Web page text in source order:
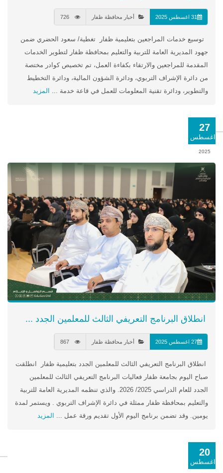
31 اغسطس 2025 أخبار محافظة ظفار
توسيع خدمات المراجعين بتعليمية ظفار تغطية/ سعود الحضري ضمن
جهود المديرية العامة للتربية والتعليم بمحافظة ظفار لتطوير الخدمات
المقدمة للمراجعين والارتقاء بكفاءة العمل، تم تخصيص كوادر مختصة
من دائرة الإشراف التربوي، ودائرة الشؤون المالية، ودائرة التخطيط
والتطوير، ودائرة تقنية المعلومات للعمل في قاعة خدمة ... المزيد
27
اغسطس
2025
انطلاق البرنامج التعريفي الثالث للمعلمين الجدد ...
27 اغسطس 2025 أخبار محافظة ظفار
انطلاق البرنامج التعريفي الثالث للمعلمين الجدد بتعليمية ظفار انطلقت
صباح اليوم بجامعة ظفار فعاليات البرنامج التعريفي الثالث للمعلمين
الجدد للعام الدراسي 2025/ 2026. والذي تنظمه المديرية العامة للتربية
والتعليم بمحافظة ظفار ممثلة في دائرة الإشراف التربوي . ويستمر لمدة
يومين. وقد تضمن برنامج اليوم الأول تقديم ورقة عمل ... المزيد
20
اغسطس